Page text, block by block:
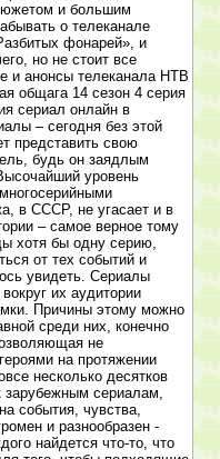
и большим
о телеканале
фонарей», и
но не стоит все
и анонсы телеканала НТВ
общага 14 сезон 4 серия
сериал онлайн в
– сегодня без этой
представить свою
будь он заядлым
уровень
в СССР, не угасает и в
– самое верное тому
хотя бы одну серию,
от тех событий и
увидеть. Сериалы
их аудитории
Причины этому можно
среди них, конечно
не
на протяжении
несколько десятков
зарубежным сериалам,
события, чувства,
и разнообразен -
найдется что-то, что